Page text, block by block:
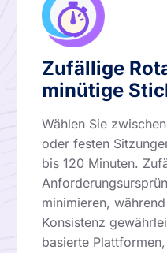
Zufällige
minütige
Wählen Sie
oder festen
bis 120 Minuten.
minimieren,
Konsistenz
basierte